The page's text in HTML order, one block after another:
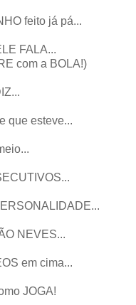
feito já pá...
FALA...
com a BOLA!)
que esteve...
NEVES...
em cima...
JOGA!